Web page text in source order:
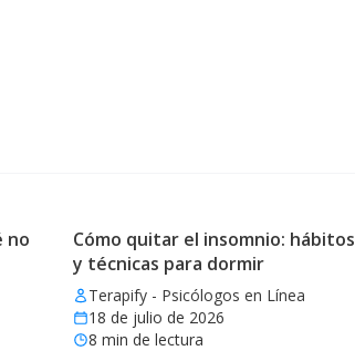
no
Cómo quitar el insomnio: hábitos
y técnicas para dormir
Terapify - Psicólogos en Línea
18 de julio de 2026
8 min de lectura